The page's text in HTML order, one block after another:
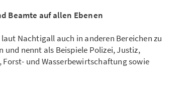
Beamte auf allen Ebenen
Nachtigall auch in anderen Bereichen zu
nennt als Beispiele Polizei, Justiz,
und Wasserbewirtschaftung sowie